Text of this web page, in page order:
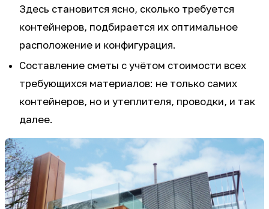
Здесь становится ясно, сколько требуется
контейнеров, подбирается их оптимальное
расположение и конфигурация.
Составление сметы с учётом стоимости всех
требующихся материалов: не только самих
контейнеров, но и утеплителя, проводки, и так
далее.